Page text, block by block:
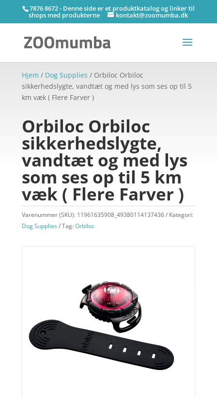
7876 8672 - Denne side er et produktkatalog og linker til
shops med produkterne kontakt@zoomumba.dk
Hjem / Dog Supplies / Orbiloc Orbiloc
sikkerhedslygte, vandtæt og med lys som ses op til 5
km væk ( Flere Farver )
Orbiloc Orbiloc
sikkerhedslygte,
vandtæt og med lys
som ses op til 5 km
væk ( Flere Farver )
Varenummer (SKU): 11961635908_49380114137436
Kategori:
Dog Supplies
Tag:Orbiloc